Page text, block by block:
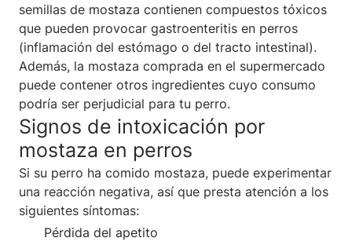
semillas de mostaza contienen compuestos tóxicos
que pueden provocar gastroenteritis en perros
(inflamación del estómago o del tracto intestinal).
Además, la mostaza comprada en el supermercado
puede contener otros ingredientes cuyo consumo
podría ser perjudicial para tu perro.
Signos de intoxicación por
mostaza en perros
Si su perro ha comido mostaza, puede experimentar
una reacción negativa, así que presta atención a los
siguientes síntomas:
Pérdida del apetito